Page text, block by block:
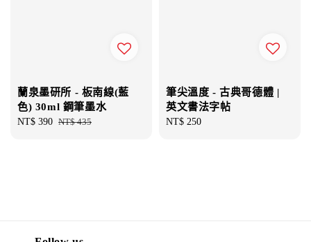
蘭泉墨研所 - 板南線(藍
色) 30ml 鋼筆墨水
Sale
NT$ 390 Regular
NT$ 435
筆尖溫度 - 古典哥德體 |
英文書法字帖
Regular
NT$ 250